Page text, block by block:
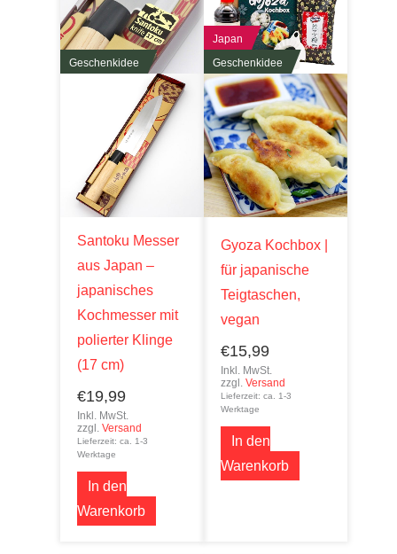
Geschenkidee
Santoku Messer
aus Japan –
japanisches
Kochmesser mit
polierter Klinge
(17 cm)
€19,99
Inkl. MwSt.
zzgl.Versand
Lieferzeit: ca. 1-3
Werktage
In den
Warenkorb
Japan
Geschenkidee
Gyoza Kochbox |
für japanische
Teigtaschen,
vegan
€15,99
Inkl. MwSt.
zzgl.Versand
Lieferzeit: ca. 1-3
Werktage
In den
Warenkorb